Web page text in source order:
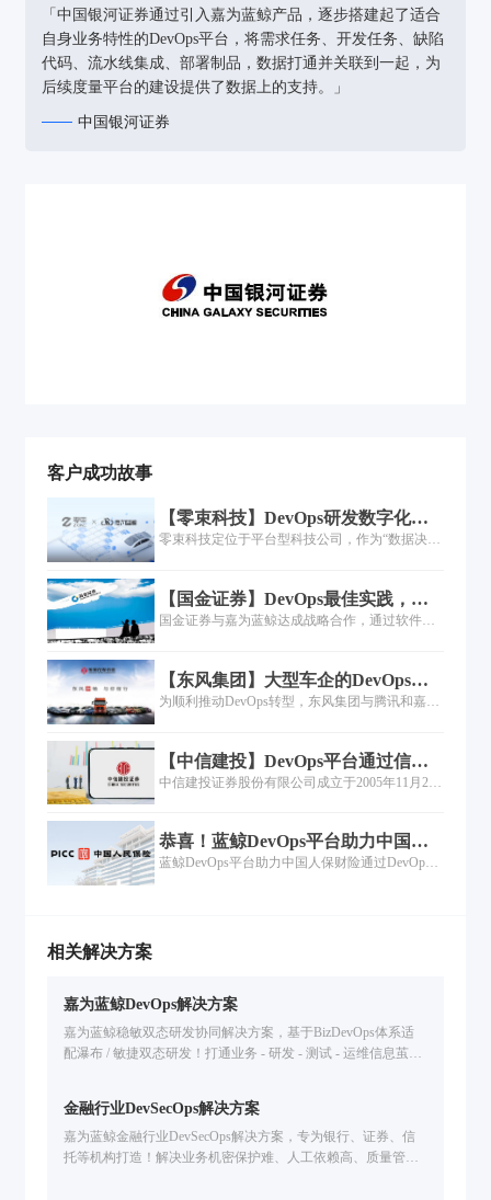
「中国银河证券通过引入嘉为蓝鲸产品，逐步搭建起了适合
自身业务特性的DevOps平台，将需求任务、开发任务、缺陷
代码、流水线集成、部署制品，数据打通并关联到一起，为
后续度量平台的建设提供了数据上的支持。」
中国银河证券
客户成功故事
【零束科技】DevOps研发数字化体
系建设实践
零束科技定位于平台型科技公司，作为“数据决定
调度，这对云平台的性能、稳定及安全性提出了
极高要求。为进一步缩短云端研发迭代周期、提
鲸合作，打造DevOps研运一体化平台，提升持续
集成、持续交付、持续部署能力，有效提升研发
【国金证券】DevOps最佳实践，助
力企业数字业务高效交付
国金证券与嘉为蓝鲸达成战略合作，通过软件架
力体系建设维度，帮助国金证券全方位改善软件
质效体系，实现数字业务交付的高效率和高质
理基础，牢固企业数字化转型的技术底座。
【东风集团】大型车企的DevOps转
型之路！
为顺利推动DevOps转型，东风集团与腾讯和嘉为
和丰富实施经验，为东风集团数字业务的未来发
展态势提前搭建好DevOps能力体系。
【中信建投】DevOps平台通过信通
院持续交付3级评估，需求平均交付
中信建投证券股份有限公司成立于2005年11月2
名。公司拥有900万证券经纪业务客户，托管证券
市值4.31万亿元，位居行业第2名。
恭喜！蓝鲸DevOps平台助力中国人
保财险通过DevOps持续交付标准3
蓝鲸DevOps平台助力中国人保财险通过DevOps
着中国人保财险的DevOps持续交付水平达到国内
领先。
相关解决方案
嘉为蓝鲸DevOps解决方案
嘉为蓝鲸稳敏双态研发协同解决方案，基于BizDevOps体系适
配瀑布 / 敏捷双态研发！打通业务 - 研发 - 测试 - 运维信息茧
金融行业DevSecOps解决方案
嘉为蓝鲸金融行业DevSecOps解决方案，专为银行、证券、信
托等机构打造！解决业务机密保护难、人工依赖高、质量管控